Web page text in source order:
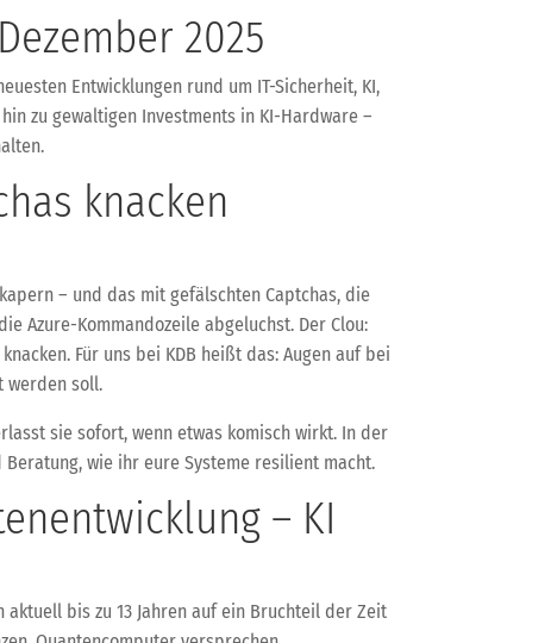
2025
Entwicklungen rund um IT-Sicherheit, KI,
zu gewaltigen Investments in KI-Hardware –
knacken
– und das mit gefälschten Captchas, die
Azure-Kommandozeile abgeluchst. Der Clou:
Für uns bei KDB heißt das: Augen auf bei
werden soll.
sie sofort, wenn etwas komisch wirkt. In der
wie ihr eure Systeme resilient macht.
– KI
bis zu 13 Jahren auf ein Bruchteil der Zeit